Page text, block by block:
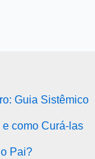
Guia Sistêmico
como Curá-las
Pai?